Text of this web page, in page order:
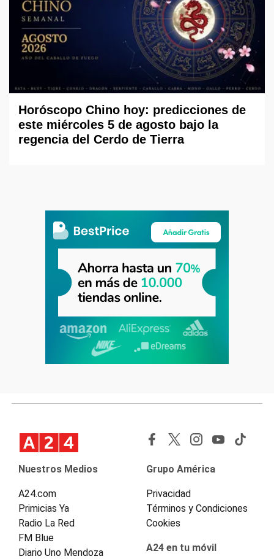
Horóscopo Chino hoy: predicciones de
este miércoles 5 de agosto bajo la
regencia del Cerdo de Tierra
Nuestros Medios
A24.com
Primicias Ya
Radio La Red
FM Blue
Diario Uno Mendoza
Grupo América
Privacidad
Términos y Condiciones
Cookies
A24 en tu móvil